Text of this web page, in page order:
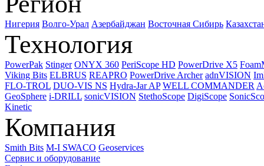
Нигерия Волго-Урал Азербайджан Восточная Сибирь
Технология
PowerPak Stinger ONYX 360 PeriScope HD PowerDrive X5
Viking Bits ELBRUS REAPRO PowerDrive Archer adnVISION
FLO-TROL DUO-VIS NS Hydra-Jar AP WELL COMMANDER
GeoSphere i-DRILL sonicVISION StethoScope DigiScope
Kinetic
Компания
Smith Bits M-I SWACO Geoservices
Сервис и оборудование